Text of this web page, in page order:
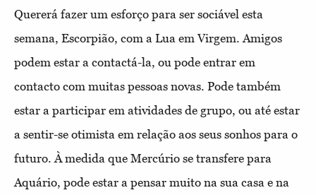
Quererá fazer um esforço para ser sociável esta
semana, Escorpião, com a Lua em Virgem. Amigos
podem estar a contactá-la, ou pode entrar em
contacto com muitas pessoas novas. Pode também
estar a participar em atividades de grupo, ou até estar
a sentir-se otimista em relação aos seus sonhos para o
futuro. À medida que Mercúrio se transfere para
Aquário, pode estar a pensar muito na sua casa e na